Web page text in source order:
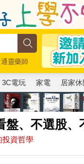
通靈藥師
3C電玩 家電 居家休
盤、不選股
投資哲學